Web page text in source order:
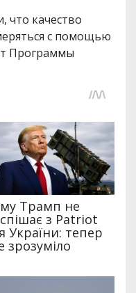
что качество
с помощью
Программы